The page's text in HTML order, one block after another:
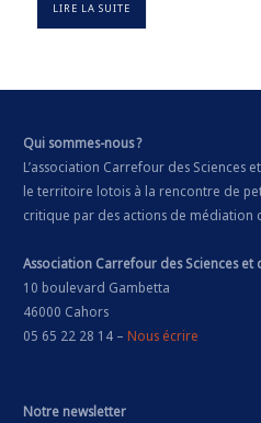
LIRE LA SUITE
Qui sommes-nous ?
L’association Carrefour des Sciences
le territoire lotois à la rencontre de
critique par des actions de médiation
Association Carrefour des Sciences et
10 boulevard Gambetta
46000 Cahors
05 65 22 28 14 – Nous écrire
Notre newsletter